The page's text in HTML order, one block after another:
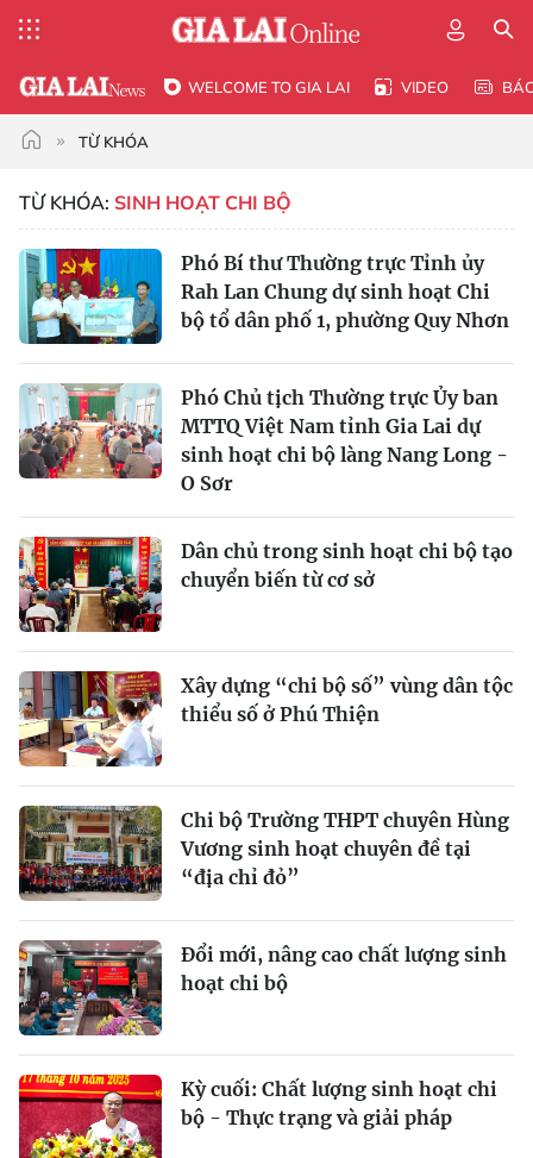
WELCOME TO GIA LAI VIDEO
TỪ KHÓA
TỪ KHÓA: SINH HOẠT CHI BỘ
Phó Bí thư Thường trực Tỉnh ủy
Rah Lan Chung dự sinh hoạt Chi
bộ tổ dân phố 1, phường Quy Nhơn
Phó Chủ tịch Thường trực Ủy ban
MTTQ Việt Nam tỉnh Gia Lai dự
sinh hoạt chi bộ làng Nang Long -
O Sơr
Dân chủ trong sinh hoạt chi bộ tạo
chuyển biến từ cơ sở
Xây dựng “chi bộ số” vùng dân tộc
thiểu số ở Phú Thiện
Chi bộ Trường THPT chuyên Hùng
Vương sinh hoạt chuyên đề tại
“địa chỉ đỏ”
Ðổi mới, nâng cao chất lượng sinh
hoạt chi bộ
Kỳ cuối: Chất lượng sinh hoạt chi
bộ - Thực trạng và giải pháp